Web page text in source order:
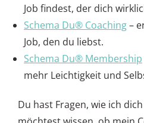
Job findest, der dich
Schema Du® Coaching–
Job, den du liebst.
Schema Du® Membership
mehr Leichtigkeit und
Du hast Fragen, wie ich